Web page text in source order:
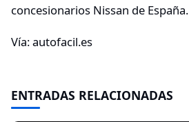
concesionarios Nissan de España.
Vía: autofacil.es
ENTRADAS RELACIONADAS